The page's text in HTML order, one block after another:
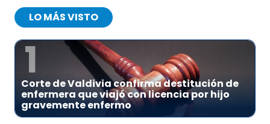
LO MÁS VISTO
1
Corte de Valdivia confirma destitución de
enfermera que viajó con licencia por hijo
gravemente enfermo